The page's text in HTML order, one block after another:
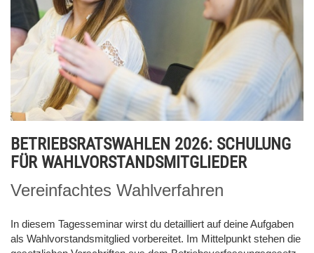
BETRIEBSRATSWAHLEN 2026: SCHULUNG
FÜR WAHLVORSTANDSMITGLIEDER
Vereinfachtes Wahlverfahren
In diesem Tagesseminar wirst du detailliert auf deine Aufgaben
als Wahlvorstandsmitglied vorbereitet. Im Mittelpunkt stehen die